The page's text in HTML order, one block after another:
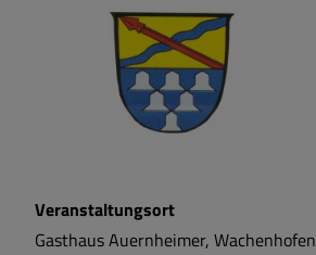
Veranstaltungsort
Gasthaus Auernheimer, Wachenhofen